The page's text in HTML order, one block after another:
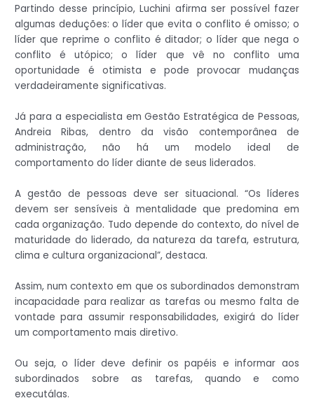
Partindo desse princípio, Luchini afirma ser possível fazer
algumas deduções: o líder que evita o conflito é omisso; o
líder que reprime o conflito é ditador; o líder que nega o
conflito é utópico; o líder que vê no conflito uma
oportunidade é otimista e pode provocar mudanças
verdadeiramente significativas.
Já para a especialista em Gestão Estratégica de Pessoas,
Andreia Ribas, dentro da visão contemporânea de
administração, não há um modelo ideal de
comportamento do líder diante de seus liderados.
A gestão de pessoas deve ser situacional. “Os líderes
devem ser sensíveis à mentalidade que predomina em
cada organização. Tudo depende do contexto, do nível de
maturidade do liderado, da natureza da tarefa, estrutura,
clima e cultura organizacional”, destaca.
Assim, num contexto em que os subordinados demonstram
incapacidade para realizar as tarefas ou mesmo falta de
vontade para assumir responsabilidades, exigirá do líder
um comportamento mais diretivo.
Ou seja, o líder deve definir os papéis e informar aos
subordinados sobre as tarefas, quando e como
executálas.